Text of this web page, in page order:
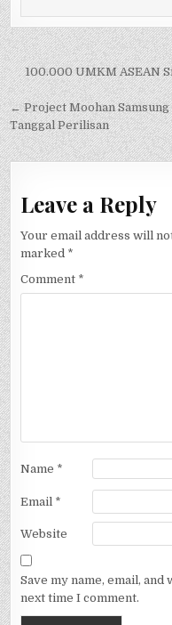
Post
navigation
100.000 UMKM ASEAN
← Project Moohan
Tanggal Perilisan
Leave a Reply
Your email address will
marked *
Comment *
Name *
Email *
Website
Save my name, email,
next time I comment.